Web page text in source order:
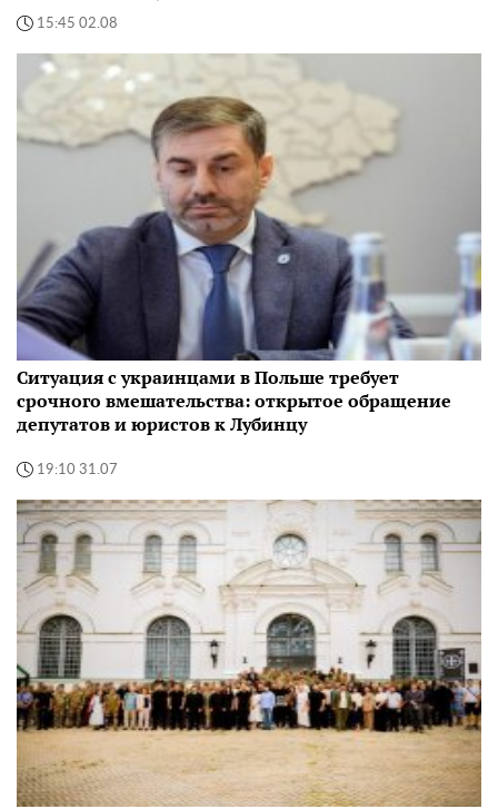
15:45 02.08
Ситуация с украинцами в Польше требует
срочного вмешательства: открытое обращение
депутатов и юристов к Лубинцу
19:10 31.07